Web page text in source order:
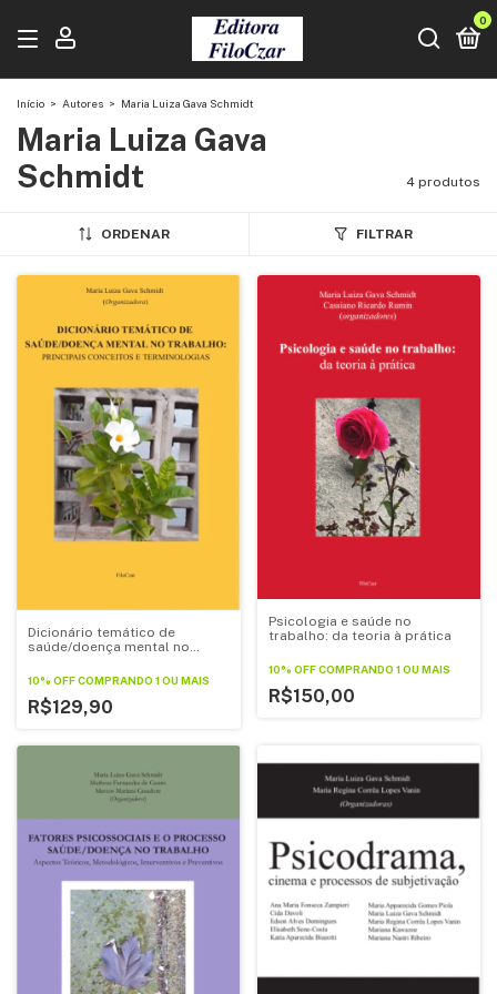
0
Início > Autores > Maria Luiza Gava Schmidt
Maria Luiza Gava
Schmidt
4 produtos
ORDENAR FILTRAR
Dicionário temático de
saúde/doença mental no
e terminologias
10% OFFCOMPRANDO 1 OU MAIS
R$129,90
Psicologia e saúde no
trabalho: da teoria à prática
10% OFF COMPRANDO 1 OU MAIS
R$150,00